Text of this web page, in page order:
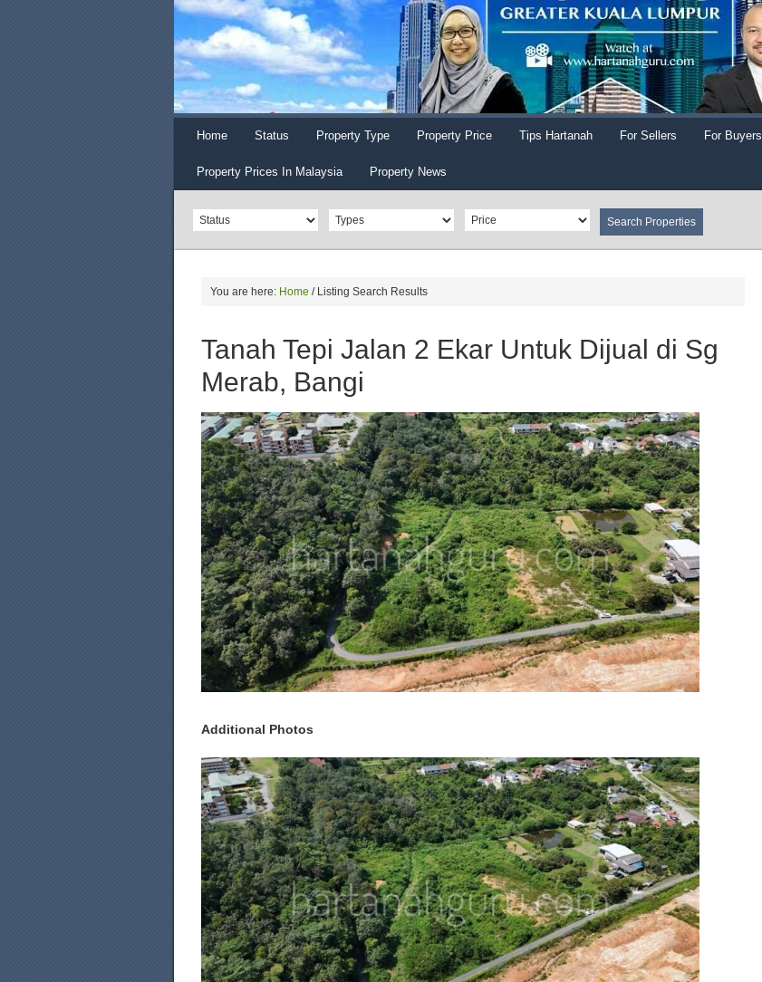
Home Status Property Type Property Price Tips Hartanah For Sellers For Buyers
Property Prices In Malaysia Property News
You are here: Home /Listing Search Results
Tanah Tepi Jalan 2 Ekar Untuk Dijual di Sg
Merab, Bangi
Additional Photos